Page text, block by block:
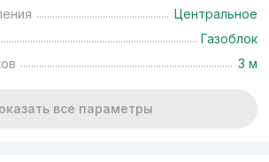
Terrace»
Центральное
Газоблок
3 м
все параметры